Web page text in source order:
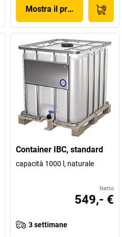
Mostra il prodotto
Container IBC, standard
capacità 1000 l, naturale
Netto
549,- €
3 settimane